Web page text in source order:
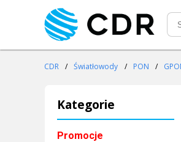
CDR / Światłowody / PON /
Kategorie
Promocje